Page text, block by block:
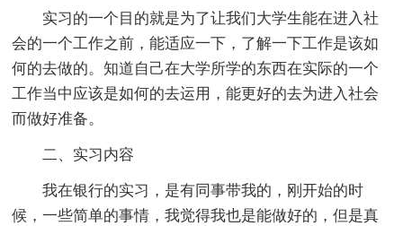
实习的一个目的就是为了让我们大学生能在进入社
会的一个工作之前，能适应一下，了解一下工作是该如
何的去做的。知道自己在大学所学的东西在实际的一个
工作当中应该是如何的去运用，能更好的去为进入社会
而做好准备。
二、实习内容
我在银行的实习，是有同事带我的，刚开始的时
候，一些简单的事情，我觉得我也是能做好的，但是真